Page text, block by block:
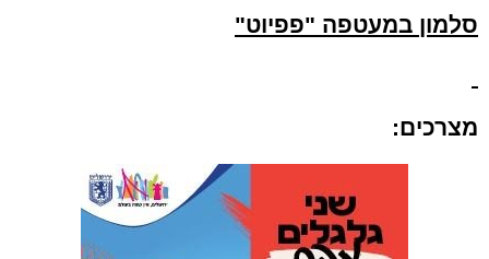
סלמון במעטפה "פפיוט"
מצרכים: